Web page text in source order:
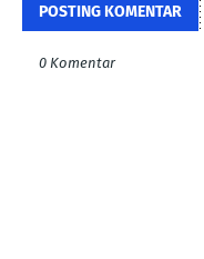
POSTING KOMENTAR
0 Komentar